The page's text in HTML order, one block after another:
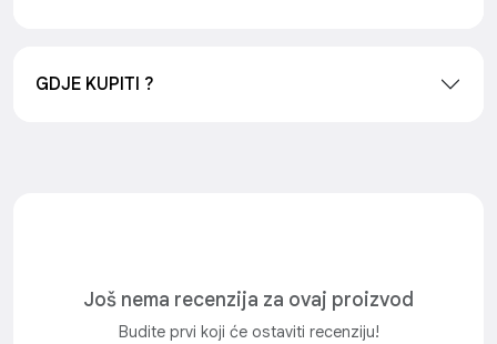
GDJE KUPITI ?
Još nema recenzija za ovaj proizvod
Budite prvi koji će ostaviti recenziju!